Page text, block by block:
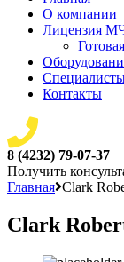
О компании
Лицензия
Контакты
8 (4232) 79-07-37
Получить
Главная Clark
Clark